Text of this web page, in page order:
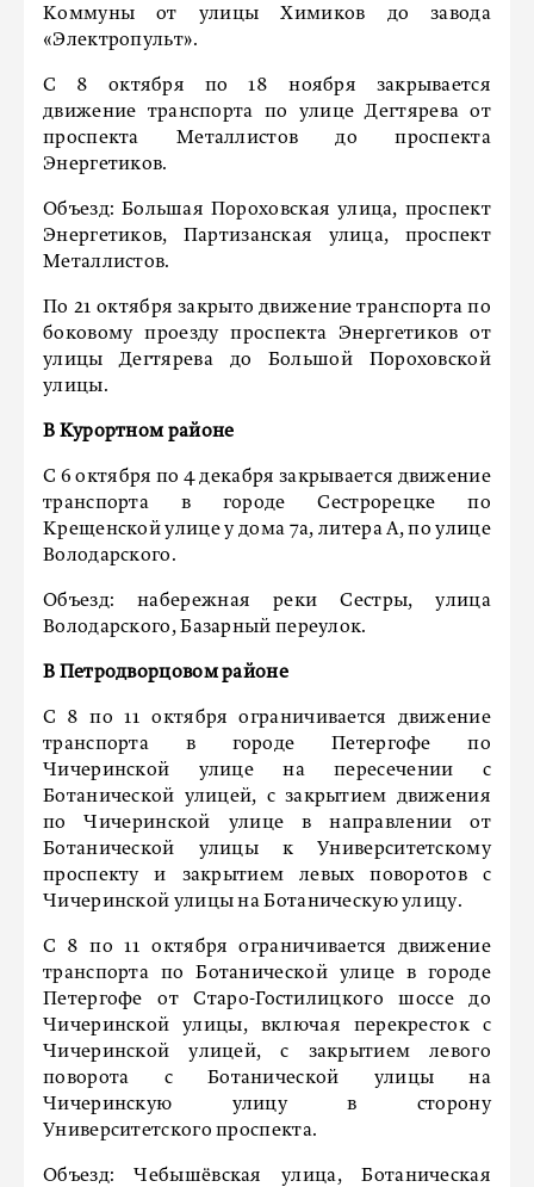
Коммуны от улицы Химиков до завода
«Электропульт».
С 8 октября по 18 ноября закрывается
движение транспорта по улице Дегтярева от
проспекта Металлистов до проспекта
Энергетиков.
Объезд: Большая Пороховская улица, проспект
Энергетиков, Партизанская улица, проспект
Металлистов.
По 21 октября закрыто движение транспорта по
боковому проезду проспекта Энергетиков от
улицы Дегтярева до Большой Пороховской
улицы.
В Курортном районе
С 6 октября по 4 декабря закрывается движение
транспорта в городе Сестрорецке по
Крещенской улице у дома 7а, литера А, по улице
Володарского.
Объезд: набережная реки Сестры, улица
Володарского, Базарный переулок.
В Петродворцовом районе
С 8 по 11 октября ограничивается движение
транспорта в городе Петергофе по
Чичеринской улице на пересечении с
Ботанической улицей, с закрытием движения
по Чичеринской улице в направлении от
Ботанической улицы к Университетскому
проспекту и закрытием левых поворотов с
Чичеринской улицы на Ботаническую улицу.
С 8 по 11 октября ограничивается движение
транспорта по Ботанической улице в городе
Петергофе от Старо-Гостилицкого шоссе до
Чичеринской улицы, включая перекресток с
Чичеринской улицей, с закрытием левого
поворота с Ботанической улицы на
Чичеринскую улицу в сторону
Университетского проспекта.
Объезд: Чебышёвская улица, Ботаническая